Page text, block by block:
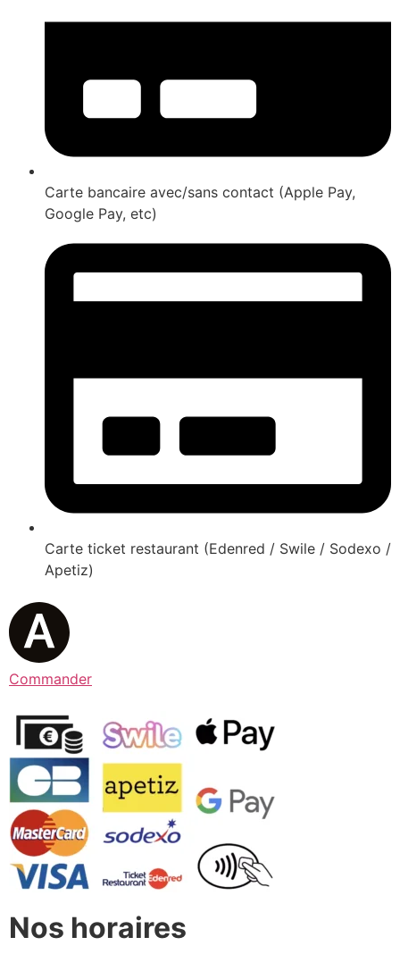
Carte bancaire avec/sans contact (Apple Pay,
Google Pay, etc)
Carte ticket restaurant (Edenred / Swile / Sodexo /
Apetiz)
Commander
Nos horaires